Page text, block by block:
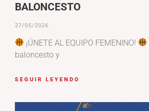
BALONCESTO
27/05/2026
¡ÚNETE AL EQUIPO FEMENINO!
baloncesto y
SEGUIR LEYENDO